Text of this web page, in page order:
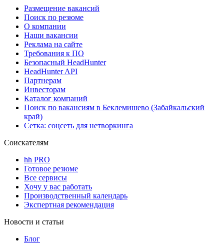
Размещение вакансий
Поиск по резюме
О компании
Наши вакансии
Реклама на сайте
Требования к ПО
Безопасный HeadHunter
HeadHunter API
Партнерам
Инвесторам
Каталог компаний
Поиск по вакансиям в Беклемишево (Забайкальский
край)
Сетка: соцсеть для нетворкинга
Соискателям
hh PRO
Готовое резюме
Все сервисы
Хочу у вас работать
Производственный календарь
Экспертная рекомендация
Новости и статьи
Блог